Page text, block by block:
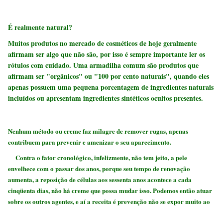
É realmente natural?
Muitos produtos no mercado de cosméticos de hoje geralmente
afirmam ser algo que não são, por isso é sempre importante ler os
rótulos com cuidado. Uma armadilha comum são produtos que
afirmam ser "orgânicos" ou "100 por cento naturais", quando eles
apenas possuem uma pequena porcentagem de ingredientes naturais
incluídos ou apresentam ingredientes sintéticos ocultos presentes.
Nenhum método ou creme faz milagre de remover rugas, apenas
contribuem para prevenir e amenizar o seu aparecimento.
Contra o fator cronológico, infelizmente, não tem jeito, a pele
envelhece com o passar dos anos, porque seu tempo de renovação
aumenta, a reposição de células aos sessenta anos acontece a cada
cinqüenta dias, não há creme que possa mudar isso. Podemos então atuar
sobre os outros agentes, e aí a receita é prevenção não se expor muito ao